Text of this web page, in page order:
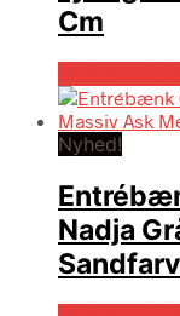
Cm
Nyhed!
Nadja